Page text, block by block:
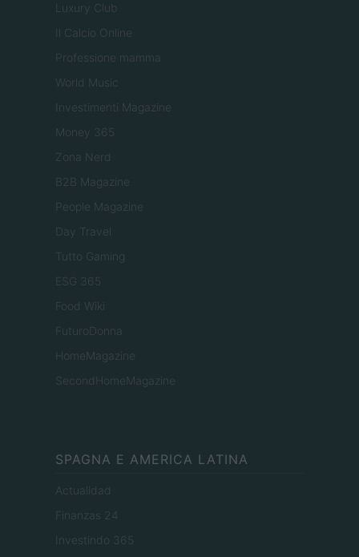
Luxury Club
Il Calcio Online
Professione mamma
World Music
Investimenti Magazine
Money 365
Zona Nerd
B2B Magazine
People Magazine
Day Travel
Tutto Gaming
ESG 365
Food Wiki
FuturoDonna
HomeMagazine
SecondHomeMagazine
SPAGNA E AMERICA LATINA
Actualidad
Finanzas 24
Investindo 365